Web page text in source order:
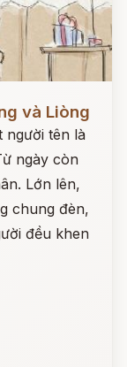
và Liòng
người tên là
ngày còn
Lớn lên,
chung đèn,
đều khen